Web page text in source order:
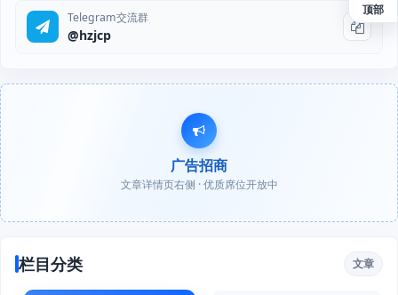
Telegram交流群
@hzjcp
广告招商
文章详情页右侧 · 优质席位开放中
栏目分类 文章
顶部